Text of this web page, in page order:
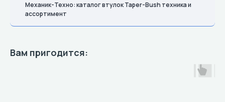
Механик-Техно: каталог втулок Taper-Bush техника и
ассортимент
Вам пригодится: